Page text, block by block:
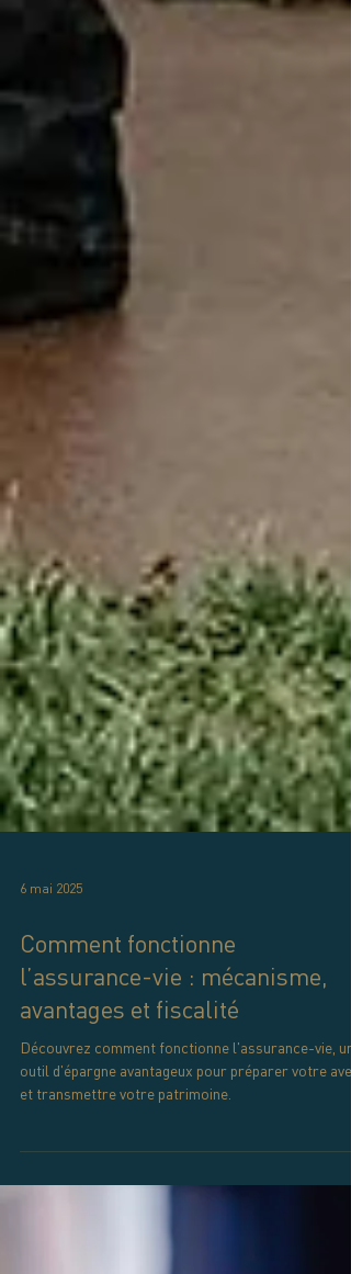
6 mai 2025
Comment fonctionne
l’assurance-vie : mécanisme,
avantages et fiscalité
Découvrez comment fonctionne l'assurance-vie, un
et transmettre votre patrimoine.